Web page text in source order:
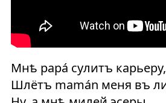
Мнѣ papа́ сулитъ карьеру,
Шлётъ mamа́n меня въ